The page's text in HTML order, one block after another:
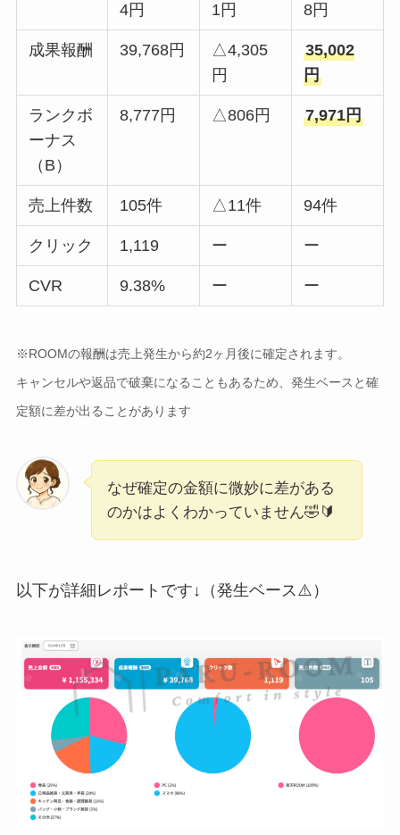
4円
1円
8円
成果報酬 39,768円
△4,305
円
35,002
円
ランクボ
ーナス
（B）
8,777円 △806円 7,971円
売上件数 105件 △11件 94件
クリック 1,119 ー ー
CVR 9.38% ー ー
※ROOMの報酬は売上発生から約2ヶ月後に確定されます。
キャンセルや返品で破棄になることもあるため、発生ベースと確
定額に差が出ることがあります
なぜ確定の金額に微妙に差がある
のかはよくわかっていません🤣🔰
以下が詳細レポートです↓（発生ベース⚠️）